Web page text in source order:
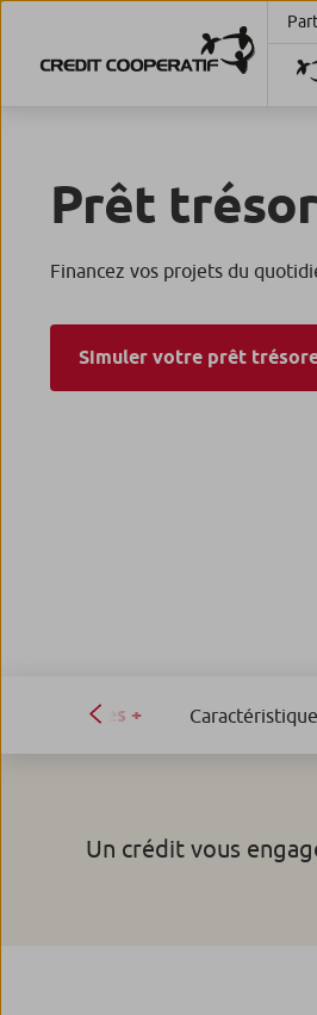
Prêt
Financez vos projets du
Simuler votre prêt
Les +
Un crédit vous